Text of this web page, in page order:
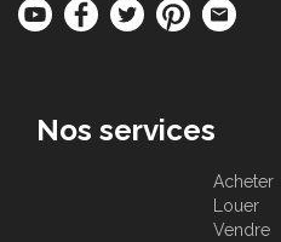
Nos services
Acheter
Louer
Vendre